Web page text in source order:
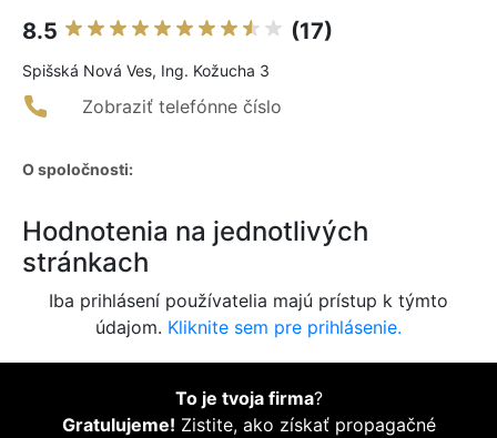
8.5 (17)
Spišská Nová Ves, Ing. Kožucha 3
Zobraziť telefónne číslo
O spoločnosti:
Hodnotenia na jednotlivých
stránkach
Iba prihlásení používatelia majú prístup k týmto
údajom. Kliknite sem pre prihlásenie.
To je tvoja firma?
Gratulujeme! Zistite, ako získať propagačné